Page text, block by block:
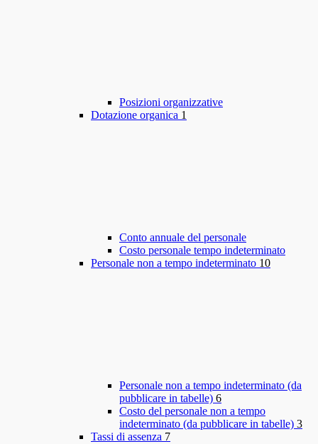
Posizioni organizzative
Dotazione organica 1
Conto annuale del personale
Costo personale tempo indeterminato
Personale non a tempo indeterminato 10
Personale non a tempo indeterminato (da
pubblicare in tabelle) 6
Costo del personale non a tempo
indeterminato (da pubblicare in tabelle) 3
Tassi di assenza 7